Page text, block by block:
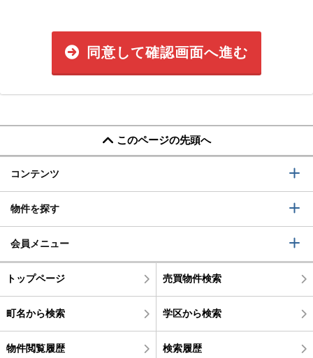
同意して確認画面へ進む
このページの先頭へ
コンテンツ
物件を探す
会員メニュー
トップページ 売買物件検索
町名から検索 学区から検索
物件閲覧履歴 検索履歴